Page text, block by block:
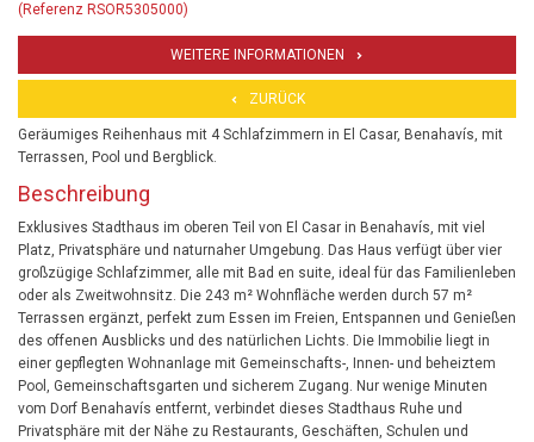
(Referenz RSOR5305000)
WEITERE INFORMATIONEN
ZURÜCK
Geräumiges Reihenhaus mit 4 Schlafzimmern in El Casar, Benahavís, mit
Terrassen, Pool und Bergblick.
Beschreibung
Exklusives Stadthaus im oberen Teil von El Casar in Benahavís, mit viel
Platz, Privatsphäre und naturnaher Umgebung. Das Haus verfügt über vier
großzügige Schlafzimmer, alle mit Bad en suite, ideal für das Familienleben
oder als Zweitwohnsitz. Die 243 m² Wohnfläche werden durch 57 m²
Terrassen ergänzt, perfekt zum Essen im Freien, Entspannen und Genießen
des offenen Ausblicks und des natürlichen Lichts. Die Immobilie liegt in
einer gepflegten Wohnanlage mit Gemeinschafts-, Innen- und beheiztem
Pool, Gemeinschaftsgarten und sicherem Zugang. Nur wenige Minuten
vom Dorf Benahavís entfernt, verbindet dieses Stadthaus Ruhe und
Privatsphäre mit der Nähe zu Restaurants, Geschäften, Schulen und